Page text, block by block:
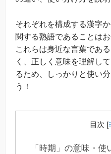
それぞれを構成する漢字
関する熟語であることは
これらは身近な言葉であ
く、正しく意味を理解し
るため、しっかりと使い
う！
目次 [
「時期」の意味・使